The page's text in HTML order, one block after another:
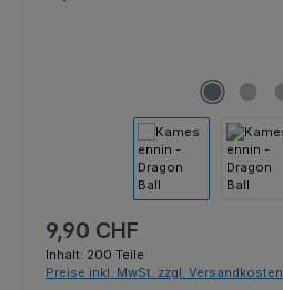
Regulärer Preis:
9,90 CHF
Inhalt: 200 Teile
Preise inkl. MwSt. zzgl. Versandkosten